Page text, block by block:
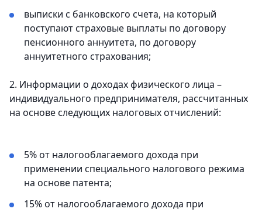
выписки с банковского счета, на который
поступают страховые выплаты по договору
пенсионного аннуитета, по договору
аннуитетного страхования;
2. Информации о доходах физического лица –
индивидуального предпринимателя, рассчитанных
на основе следующих налоговых отчислений:
5% от налогооблагаемого дохода при
применении специального налогового режима
на основе патента;
15% от налогооблагаемого дохода при